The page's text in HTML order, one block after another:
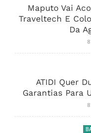
Maputo Vai
Traveltech E
Da
ATIDI Quer
Garantias Para